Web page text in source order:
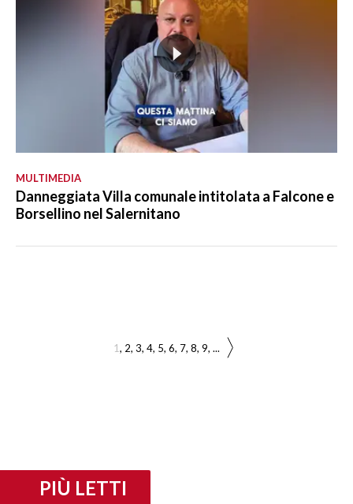
MULTIMEDIA
Danneggiata Villa comunale intitolata a Falcone e
Borsellino nel Salernitano
1 2 3 4 5 6 7 8 9 ...
PIÙ LETTI